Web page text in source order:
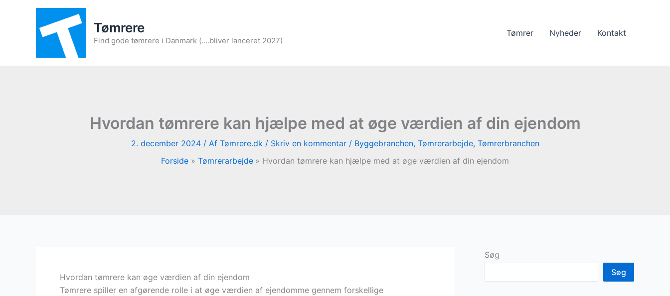
Tømrere
Find gode tømrere i Danmark (....bliver lanceret 2027)
Tømrer Nyheder Kontakt
Hvordan tømrere kan hjælpe med at øge værdien af din ejendom
2. december 2024 / Af Tømrere.dk / Skriv en kommentar / Byggebranchen, Tømrerarbejde, Tømrerbranchen
Forside
Tømrerarbejde Hvordan tømrere kan hjælpe med at øge værdien af din ejendom
Hvordan tømrere kan øge værdien af din ejendom
Tømrere spiller en afgørende rolle i at øge værdien af ejendomme gennem forskellige
Søg
Søg